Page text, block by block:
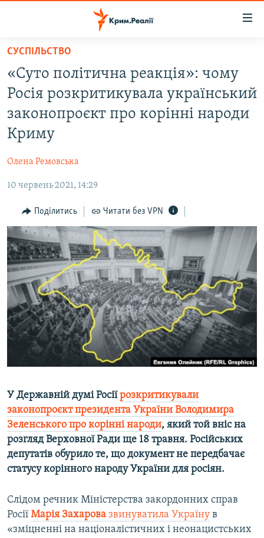
Перейти
основного
матеріалу
до
основної
Перейти
до
ВОДА.КРИМ
ВІДЕО ТА ФОТО
ПОЛІТИКА
ІНТЕРВ'Ю
ВСЕ ЗА ДЕНЬ
СПЕЦПРОЕКТИ
ДЕПОРТАЦІЯ
ВІДЕОУРОКИ «ELIFBE»
СВІДЧЕННЯ ОКУПАЦІЇ
УКРАЇНСЬКА ПРОБЛЕМА КРИМУ
ІНФОГРАФІКА
ЯК ОБІЙТИ БЛОКУВАННЯ
Русский
Qırımtatar
ДОЛУЧАЙСЯ!
Усі сайти RFE/RL
СУСПІЛЬСТВО
«Суто політична реакція»: чому
Росія розкритикувала український
законопроєкт про корінні народи
Криму
Олена Ремовська
10 червень 2021, 14:29
Поділитись Читати без VPN
У Державній думі Росіїрозкритикували
законопроєкт президента України Володимира
Зеленського про корінні народи, який той вніс на
розгляд Верховної Ради ще 18 травня. Російських
депутатів обурило те, що документ не передбачає
статусу корінного народу України для росіян.
Слідом речник Міністерства закордонних справ
Росії Марія Захарова звинуватила Україну в
«зміцненні на націоналістичних і неонацистських